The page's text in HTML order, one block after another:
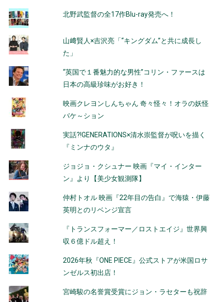
北野武監督の全17作Blu-ray発売へ！
山﨑賢人×吉沢亮「“キングダム”と共に成長し
た」
“英国で１番魅力的な男性”コリン・ファースは
日本の高級珍味がお好き！
映画クレヨンしんちゃん 奇々怪々！オラの妖怪
バケ～ション
実話?!GENERATIONS×清水崇監督が呪いを描く
『ミンナのウタ』
ジョジョ・クシュナー 映画『マイ・インター
ン』より【美少女観測隊】
仲村トオル 映画『22年目の告白』で海猿・伊藤
英明とのリベンジ宣言
『トランスフォーマー／ロストエイジ』世界興
収６億ドル超え！
2026年秋『ONE PIECE』公式ストアが米国ロサ
ンゼルス初出店！
宮崎駿の名誉賞受賞にジョン・ラセターも祝辞